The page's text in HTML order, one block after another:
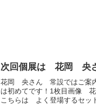
次回個展は 花岡 央
花岡 央さん 常設ではご案内
は初めてです！1枚目画像
こちらは よく登場するセッ